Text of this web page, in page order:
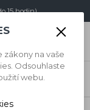
15 hodin)
Diamantová fréza
zákony na vaše
Odsouhlaste
webu.